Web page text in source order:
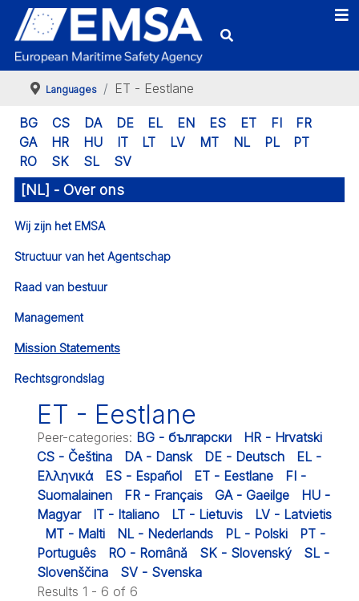
Languages ET - Eestlane
BG CS DA DE EL EN ES ET FI
FR
GA
HR HU IT LT LV MT NL PL
PT
RO
SK SL SV
[NL] - Over ons
Wij zijn het EMSA
Structuur van het Agentschap
Raad van bestuur
Management
Mission Statements
Rechtsgrondslag
ET - Eestlane
Peer-categories: BG - български
HR - Hrvatski
CS - Čeština
DA - Dansk DE - Deutsch
EL -
Ελληνικά
ES - Español ET - Eestlane
FI -
Suomalainen
FR - Français GA - Gaeilge
HU -
Magyar
IT - Italiano LT - Lietuvis
LV - Latvietis
MT - Malti
NL - Nederlands PL - Polski
PT -
Português
RO - Română SK - Slovenský
SL -
Slovenščina
SV - Svenska
Results 1 - 6 of 6